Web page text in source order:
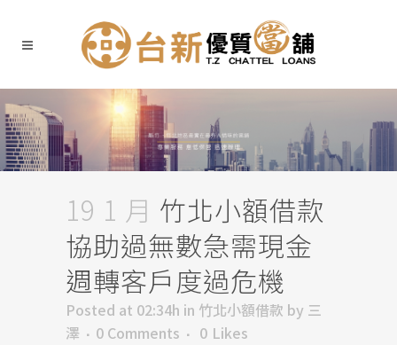
19 1 月 竹北小額借款
協助過無數急需現金
週轉客戶度過危機
Posted at 02:34h in 竹北小額借款 by 三
澤
0 Comments 0 Likes